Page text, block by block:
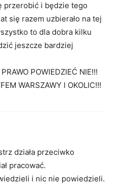
przerobić i będzie tego
się razem uzbierało na tej
to dla dobra kilku
jeszcze bardziej
POWIEDZIEĆ NIE!!!
WARSZAWY I OKOLIC!!!
działa przeciwko
pracować.
i nic nie powiedzieli.